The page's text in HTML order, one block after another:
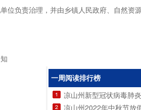
负责治理，并由乡镇人民政府、自然资源
一周阅读排行榜
凉山州新型冠状病毒肺
凉山州2022年中秋节放